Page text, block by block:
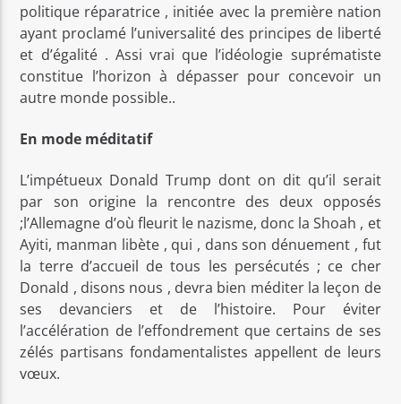
politique réparatrice , initiée avec la première nation
ayant proclamé l’universalité des principes de liberté
et d’égalité . Assi vrai que l’idéologie suprématiste
constitue l’horizon à dépasser pour concevoir un
autre monde possible..
En mode méditatif
L’impétueux Donald Trump dont on dit qu’il serait
par son origine la rencontre des deux opposés
;l’Allemagne d’où fleurit le nazisme, donc la Shoah , et
Ayiti, manman libète , qui , dans son dénuement , fut
la terre d’accueil de tous les persécutés ; ce cher
Donald , disons nous , devra bien méditer la leçon de
ses devanciers et de l’histoire. Pour éviter
l’accélération de l’effondrement que certains de ses
zélés partisans fondamentalistes appellent de leurs
vœux.